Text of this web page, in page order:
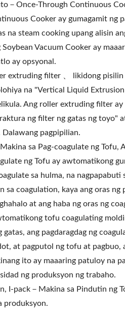
－Once-Through Continuous
Cooker ay gumagamit ng
na steam cooking upang alisin
Soybean Vacuum Cooker ay
ay opsyonal.
extruding filter 、 likidong
na "Vertical Liquid
Ang roller extruding filter
ng filter ng gatas ng toyo"
Dalawang pagpipilian.
sa Pag-coagulate ng
ng Tofu ay awtomatikong
sa hulma, na
sa coagulation, kaya ang oras
at ang haba ng oras ng
tofu coagulating
ang pagdaragdag ng
at pagputol ng tofu at pagbuo,
ito ay maaaring patuloy na
ng produksyon ng trabaho.
I-pack－Makina sa Pindutin ng
produksyon.
Filter